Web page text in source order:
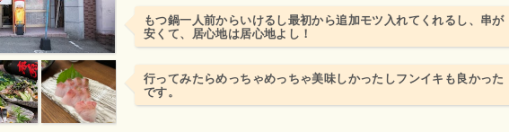
もつ鍋一人前からいけるし最初から追加モツ入れてくれるし、串が
安くて、居心地は居心地よし！
行ってみたらめっちゃめっちゃ美味しかったしフンイキも良かった
です。